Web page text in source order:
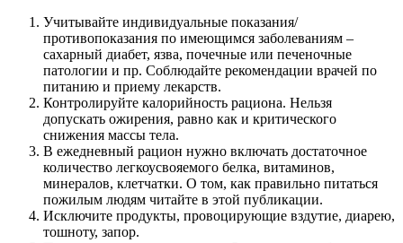
Учитывайте индивидуальные показания/
противопоказания по имеющимся заболеваниям –
сахарный диабет, язва, почечные или печеночные
патологии и пр. Соблюдайте рекомендации врачей по
питанию и приему лекарств.
Контролируйте калорийность рациона. Нельзя
допускать ожирения, равно как и критического
снижения массы тела.
В ежедневный рацион нужно включать достаточное
количество легкоусвояемого белка, витаминов,
минералов, клетчатки. О том, как правильно питаться
пожилым людям читайте в этой публикации.
Исключите продукты, провоцирующие вздутие, диарею,
тошноту, запор.